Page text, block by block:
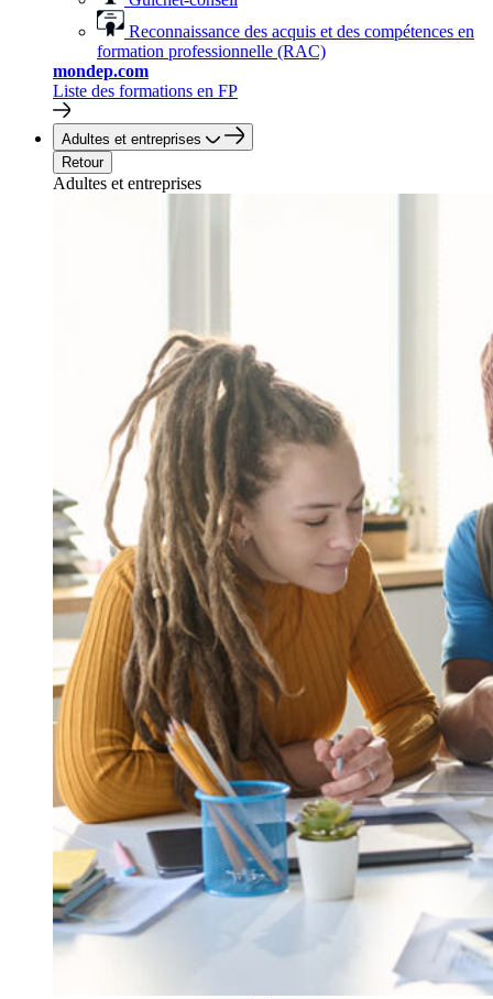
Reconnaissance des acquis et des compétences en
formation professionnelle (RAC)
mondep.com
Liste des formations en FP
Adultes et entreprises
Retour
Adultes et entreprises